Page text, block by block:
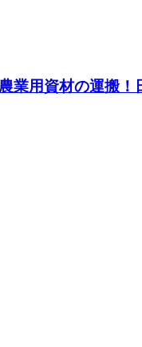
業用資材の運搬！